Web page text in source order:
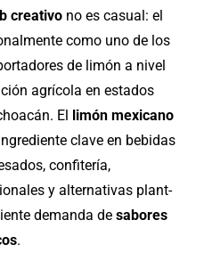
creativo no es casual: el
como uno de los
de limón a nivel
agrícola en estados
El limón mexicano
clave en bebidas
confitería,
y alternativas plant-
demanda desabores
.